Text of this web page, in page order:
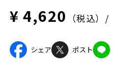
¥ 4,620 （税込）
シェア ポスト